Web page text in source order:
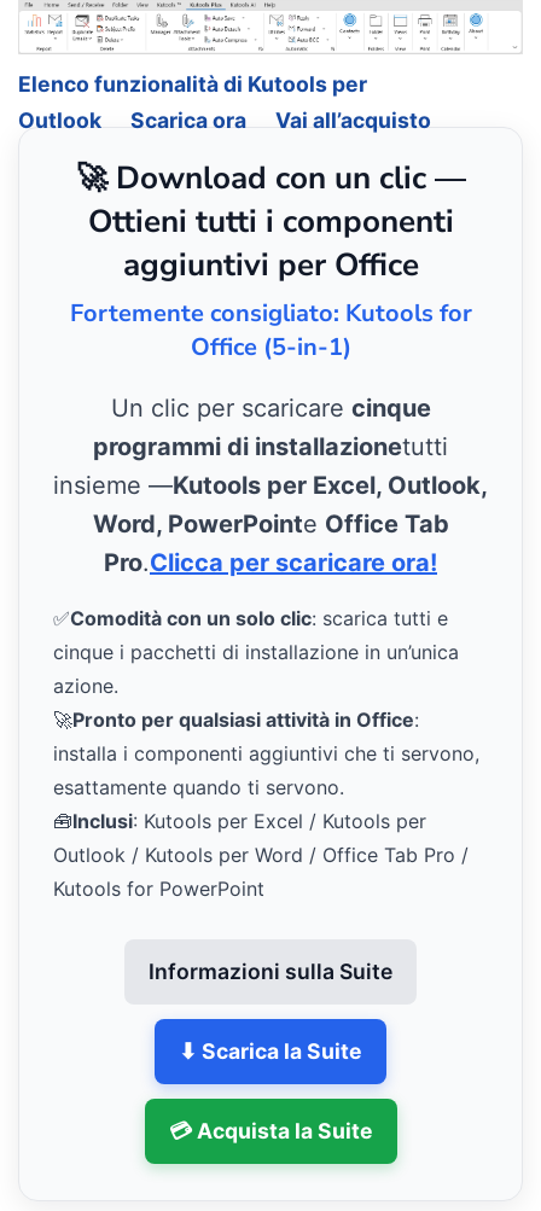
Elenco funzionalità di Kutools per
Outlook
Scarica ora Vai all’acquisto
🚀 Download con un clic —
Ottieni tutti i componenti
aggiuntivi per Office
Fortemente consigliato: Kutools for
Office (5-in-1)
Un clic per scaricare cinque
programmi di installazionetutti
insieme —Kutools per Excel, Outlook,
Word, PowerPointe Office Tab
Pro.Clicca per scaricare ora!
✅Comodità con un solo clic: scarica tutti e
cinque i pacchetti di installazione in un’unica
azione.
🚀Pronto per qualsiasi attività in Office:
installa i componenti aggiuntivi che ti servono,
esattamente quando ti servono.
🧰Inclusi: Kutools per Excel / Kutools per
Outlook / Kutools per Word / Office Tab Pro /
Kutools for PowerPoint
Informazioni sulla Suite
⬇ Scarica la Suite
💳 Acquista la Suite